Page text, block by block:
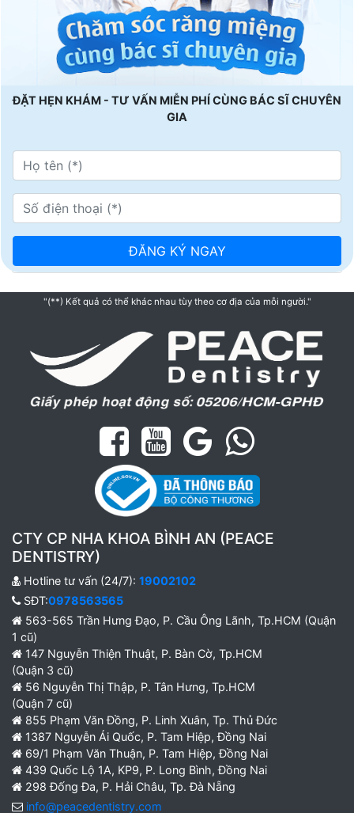
ĐẶT HẸN KHÁM - TƯ VẤN MIỄN PHÍ CÙNG BÁC SĨ CHUYÊN
GIA
"(**) Kết quả có thể khác nhau tùy theo cơ địa của mỗi người."
CTY CP NHA KHOA BÌNH AN (PEACE
DENTISTRY)
Hotline tư vấn (24/7): 19002102
SĐT:0978563565
563-565 Trần Hưng Đạo, P. Cầu Ông Lãnh, Tp.HCM (Quận
1 cũ)
147 Nguyễn Thiện Thuật, P. Bàn Cờ, Tp.HCM
(Quận 3 cũ)
56 Nguyễn Thị Thập, P. Tân Hưng, Tp.HCM
(Quận 7 cũ)
855 Phạm Văn Đồng, P. Linh Xuân, Tp. Thủ Đức
1387 Nguyễn Ái Quốc, P. Tam Hiệp, Đồng Nai
69/1 Phạm Văn Thuận, P. Tam Hiệp, Đồng Nai
439 Quốc Lộ 1A, KP9, P. Long Bình, Đồng Nai
298 Đống Đa, P. Hải Châu, Tp. Đà Nẵng
info@peacedentistry.com